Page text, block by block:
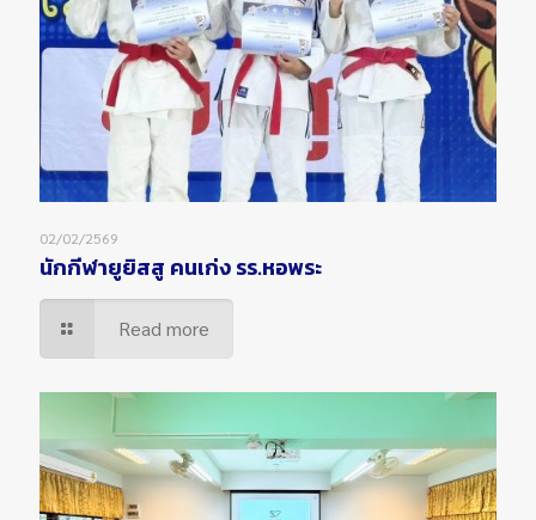
02/02/2569
นักกีฬายูยิสสู คนเก่ง รร.หอพระ
Read more